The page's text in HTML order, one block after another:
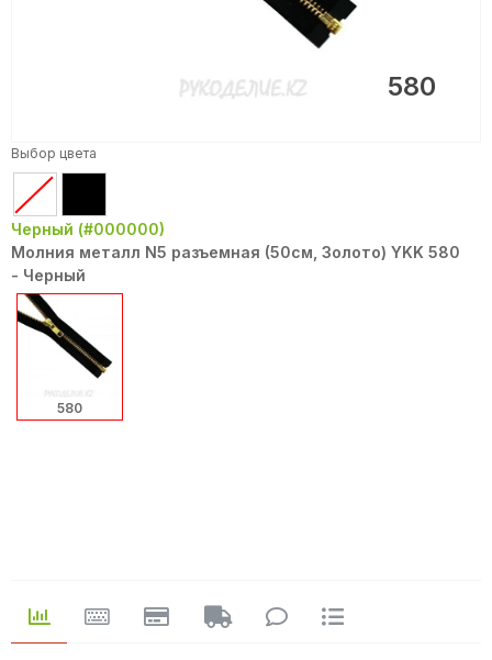
580
Выбор цвета
Черный (#000000)
Молния металл N5 разъемная (50см, Золото) YKK 580
- Черный
580